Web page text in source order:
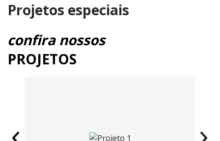
Projetos especiais
confira nossos
PROJETOS